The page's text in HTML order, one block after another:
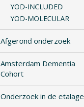
YOD-INCLUDED
YOD-MOLECULAR
Afgerond onderzoek
Amsterdam Dementia
Cohort
Onderzoek in de etalage